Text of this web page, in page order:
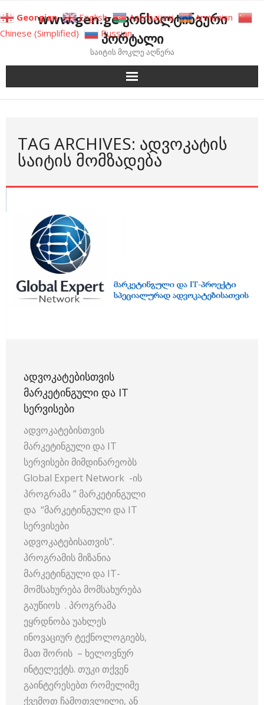
to
content
www.gen.ge კონსალტინგური
პორტალი
საიტის მოკლე აღწერა
TAG ARCHIVES: ᲐᲓᲕᲝᲙᲐᲢᲘᲡ
ᲡᲐᲘᲢᲘᲡ ᲛᲝᲛᲖᲐᲓᲔᲑᲐ
ᲐᲓᲕᲝᲙᲐᲢᲔᲑᲘᲡᲗᲕᲘᲡ
ᲛᲐᲠᲙᲔᲢᲘᲜᲒᲣᲚᲘ ᲓᲐ IT
ᲡᲔᲠᲕᲘᲡᲔᲑᲘ
ადვოკატებისთვის
მარკეტინგული და IT
სერვისები მიმდინარეობს
Global Expert Network -ის
პროგრამა ” მარკეტინგული
და “მარკეტინგული და IT
სერვისები
ადვოკატებისათვის”.
პროგრამის მიზანია
მარკეტინგული და IT-
მომსახურება მომსახურება
გაუწიოს . პროგრამა
ეყრდნობა უახლეს
ინოვაციურ ტექნოლოგიებს,
მათ შორის – ხელოვნურ
ინტელექტს. თუკი თქვენ
გაინტერესებთ რომელიმე
ქვემოთ ჩამოთვლილი, ან
Georgian English Azerbaijani
Armenian
Chinese (Simplified)
Russian